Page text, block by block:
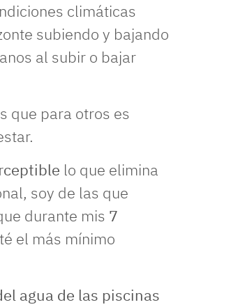
climáticas
subiendo y bajando
al subir o bajar
que para otros es
lo que elimina
soy de las que
durante mis 7
el más mínimo
agua de las piscinas